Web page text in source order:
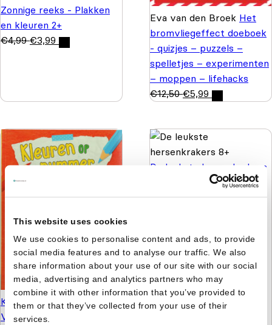
This website uses cookies
We use cookies to personalise content and ads, to provide
social media features and to analyse our traffic. We also
share information about your use of our site with our social
media, advertising and analytics partners who may
combine it with other information that you’ve provided to
them or that they’ve collected from your use of their
services.
Zonnige reeks - Plakken
en kleuren 2+
€4,99 €3,99
Eva van den Broek Het
bromvliegeffect doeboek
- quizjes – puzzels –
spelletjes – experimenten
– moppen – lifehacks
€12,50 €5,99
Kleuren op Nummer -
Vanaf 5 jaar - 128
De leukste hersenkrakers
€5,99 €4,99